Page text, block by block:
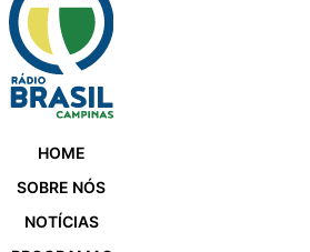
HOME
SOBRE NÓS
NOTÍCIAS